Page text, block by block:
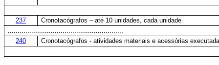
...........................................................
237
Cronotacógrafos – até 10 unidades, cada unidade
...........................................................
240
Cronotacógrafos - atividades materiais e acessórias
...........................................................